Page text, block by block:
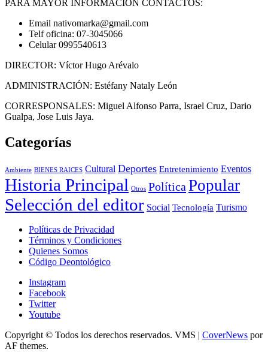
PARA MAYOR INFORMACIÓN CONTACTOS:
Email nativomarka@gmail.com
Telf oficina: 07-3045066
Celular 0995540613
DIRECTOR: Víctor Hugo Arévalo
ADMINISTRACIÓN: Estéfany Nataly León
CORRESPONSALES: Miguel Alfonso Parra, Israel Cruz, Dario
Gualpa, Jose Luis Jaya.
Categorías
Ambiente BIENES RAICES Cultural Deportes Entretenimiento Eventos
Historia Principal Otros Política Popular
Selección del editor Social Tecnología Turismo
Políticas de Privacidad
Términos y Condiciones
Quienes Somos
Código Deontológico
Instagram
Facebook
Twitter
Youtube
Copyright © Todos los derechos reservados. VMS | CoverNews por
AF themes.